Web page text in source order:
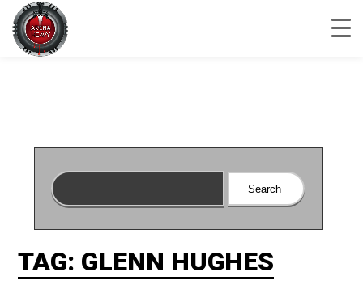
TAG: GLENN HUGHES